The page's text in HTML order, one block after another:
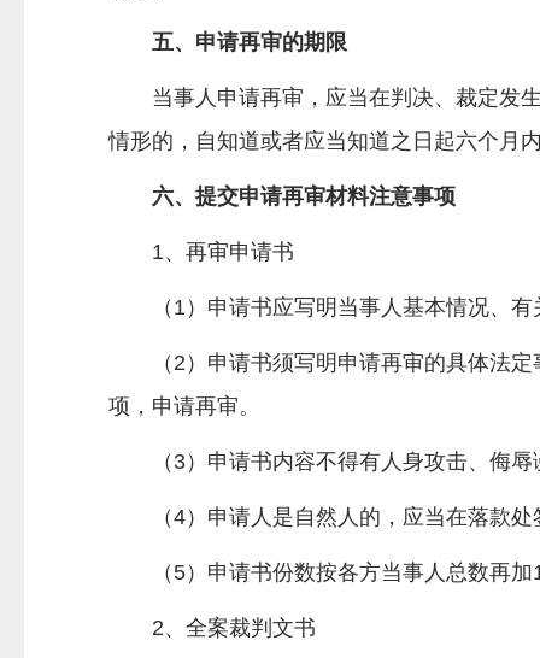
五、申请再审的期限
当事人申请再审，应当在判决、裁定发
情形的，自知道或者应当知道之日起六个月
六、提交申请再审材料注意事项
1、再审申请书
（1）申请书应写明当事人基本情况、
（2）申请书须写明申请再审的具体法
项，申请再审。
（3）申请书内容不得有人身攻击、侮
（4）申请人是自然人的，应当在落款
（5）申请书份数按各方当事人总数再
2、全案裁判文书